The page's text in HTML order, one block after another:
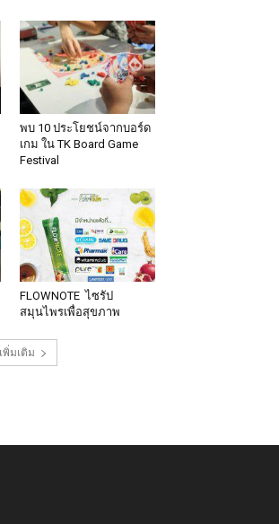
พบ 10 ประโยชน์จากบอร์ด
เกม ใน TK Board Game
Festival
FLOWNOTE ไซรัป
สมุนไพรเพื่อสุขภาพ
พิ่มเติม